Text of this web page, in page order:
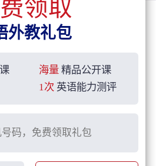
领取
外教礼包
海量 精品公开课
1次 英语能力测评